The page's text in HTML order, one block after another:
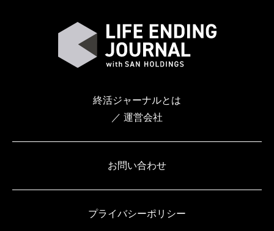
終活ジャーナルとは
／ 運営会社
お問い合わせ
プライバシーポリシー